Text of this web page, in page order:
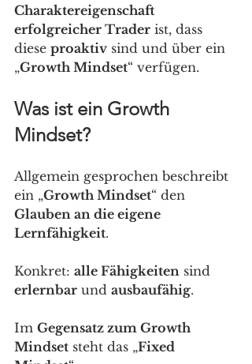
Charaktereigenschaft
erfolgreicher Trader ist, dass
diese proaktiv sind und über ein
„Growth Mindset“ verfügen.
Was ist ein Growth
Mindset?
Allgemein gesprochen beschreibt
ein „Growth Mindset“ den
Glauben an die eigene
Lernfähigkeit.
Konkret: alle Fähigkeiten sind
erlernbar und ausbaufähig.
Im Gegensatz zum Growth
Mindset steht das „Fixed